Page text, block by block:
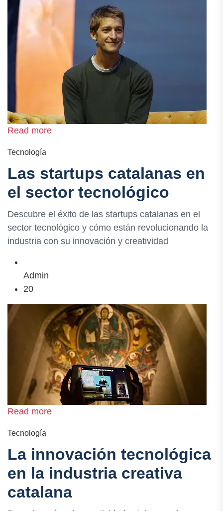
Read more
Tecnología
Las startups catalanas en
el sector tecnológico
Descubre el éxito de las startups catalanas en el
sector tecnológico y cómo están revolucionando la
industria con su innovación y creatividad
Admin
20
Read more
Tecnología
La innovación tecnológica
en la industria creativa
catalana